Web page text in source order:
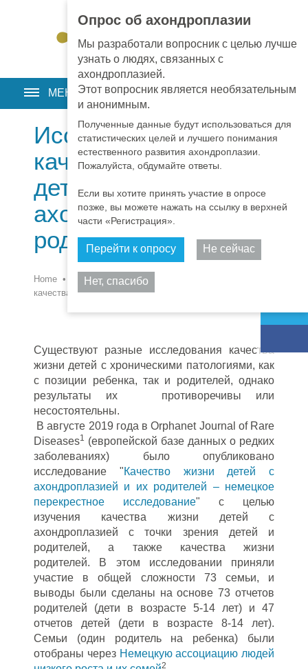
Опрос об ахондроплазии
Мы разработали вопросник с целью лучше
узнать о людях, связанных с
ахондроплазией.
Этот вопросник является необязательным
и анонимным.
Полученные данные будут использоваться для
статистических целей и лучшего понимания
естественного развития ахондроплазии.
Пожалуйста, обдумайте ответы.
Если вы хотите принять участие в опросе
позже, вы можете нажать на ссылку в верхней
части «Регистрация».
Перейти к опросу Не сейчас
Нет, спасибо
Поделиться
EN • PT •
МЕНЮ
Исследование
качества жизни
детей с
ахондроплазией и их
родителей
Home • Новости • Новости
качества жизни детей с ахондроплазией и их родителей
Существуют разные исследования качества
жизни детей с хроническими патологиями, как
с позиции ребенка, так и родителей, однако
результаты их противоречивы или
несостоятельны.
В августе 2019 года в Orphanet Journal of Rare
Diseases1 (европейской базе данных о редких
заболеваниях) было опубликовано
исследование "Качество жизни детей с
ахондроплазией и их родителей – немецкое
перекрестное исследование" с целью
изучения качества жизни детей с
ахондроплазией с точки зрения детей и
родителей, а также качества жизни
родителей. В этом исследовании приняли
участие в общей сложности 73 семьи, и
выводы были сделаны на основе 73 отчетов
родителей (дети в возрасте 5-14 лет) и 47
отчетов детей (дети в возрасте 8-14 лет).
Семьи (один родитель на ребенка) были
отобраны через Немецкую ассоциацию людей
2